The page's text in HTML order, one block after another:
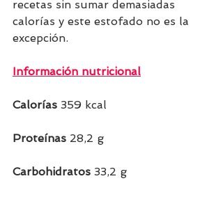
recetas sin sumar demasiadas
calorías y este estofado no es la
excepción.
Información nutricional
Calorías 359 kcal
Proteínas 28,2 g
Carbohidratos 33,2 g